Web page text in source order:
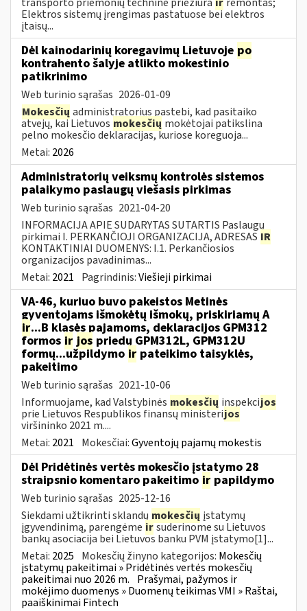
Elektros sistemų įrengimas pastatuose bei elektros
įtaisų...
Dėl kainodarinių koregavimų Lietuvoje po
kontrahento šalyje atlikto mokestinio
patikrinimo
Web turinio sąrašas 2026-01-09
Mokesčių administratorius pastebi, kad pasitaiko
atvejų, kai Lietuvos mokesčių mokėtojai patikslina
pelno mokesčio deklaracijas, kuriose koreguoja...
Metai: 2026
Administratorių veiksmų kontrolės sistemos
palaikymo paslaugų viešasis pirkimas
Web turinio sąrašas 2021-04-20
INFORMACIJA APIE SUDARYTAS SUTARTIS Paslaugų
pirkimai I. PERKANČIOJI ORGANIZACIJA, ADRESAS IR
KONTAKTINIAI DUOMENYS: I.1. Perkančiosios
organizacijos pavadinimas...
Metai: 2021 Pagrindinis:Viešieji pirkimai
VA-46, kuriuo buvo pakeistos Metinės
gyventojams išmokėtų išmokų, priskiriamų A
ir...B klasės pajamoms, deklaracijos GPM312
formos ir jos priedų GPM312L, GPM312U
formų...užpildymo ir pateikimo taisyklės,
pakeitimo
Web turinio sąrašas 2021-10-06
Informuojame, kad Valstybinės mokesčių inspekcijos
prie Lietuvos Respublikos finansų ministerijos
viršininko 2021 m....
Metai: 2021 Mokesčiai:Gyventojų pajamų mokestis
Dėl Pridėtinės vertės mokesčio įstatymo 28
straipsnio komentaro pakeitimo ir papildymo
Web turinio sąrašas 2025-12-16
Siekdami užtikrinti sklandų mokesčių įstatymų
įgyvendinimą, parengėme irsuderinome su Lietuvos
bankų asociacija bei Lietuvos banku PVM įstatymo[1]...
Metai: 2025 Mokesčių žinyno kategorijos: Mokesčių
įstatymų pakeitimai » Pridėtinės vertės mokesčių
pakeitimai nuo 2026 m. Prašymai, pažymos ir
mokėjimo duomenys » Duomenų teikimas VMI » Raštai,
paaiškinimai Fintech